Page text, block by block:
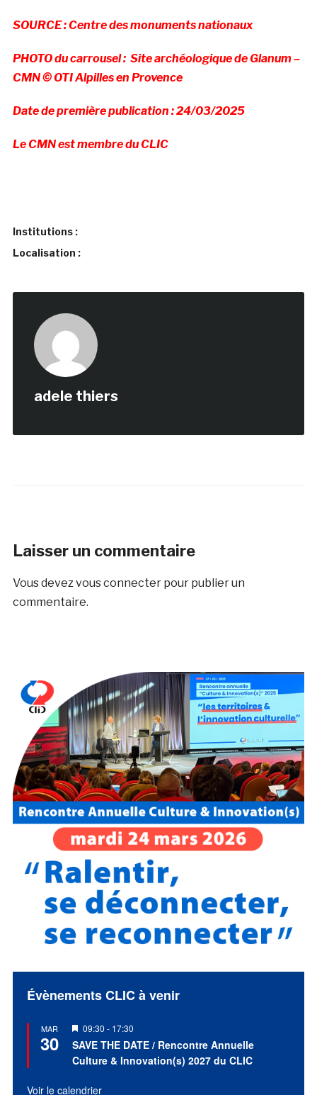
SOURCE : Centre des monuments nationaux
PHOTO du carrousel : Site archéologique de Glanum –
CMN © OTI Alpilles en Provence
Date de première publication : 24/03/2025
Le CMN est membre du CLIC
Institutions :
Localisation :
adele thiers
Laisser un commentaire
Vous devezvous connecterpour publier un
commentaire.
Évènements CLIC à venir
MAR
30
Mis
en
avant
09:30 - 17:30
SAVE THE DATE / Rencontre Annuelle
Culture & Innovation(s) 2027 du CLIC
Voir le calendrier